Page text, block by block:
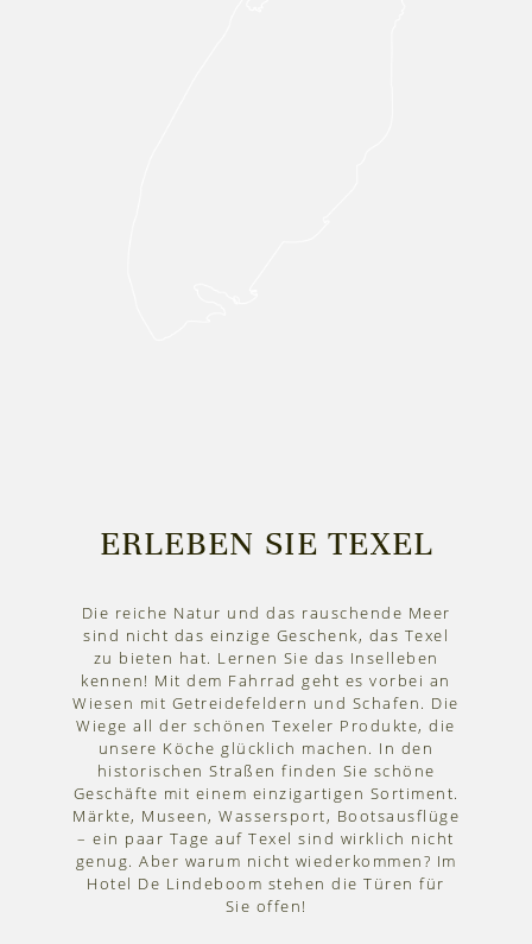
ERLEBEN SIE TEXEL
Die reiche Natur und das rauschende Meer
sind nicht das einzige Geschenk, das Texel
zu bieten hat. Lernen Sie das Inselleben
kennen! Mit dem Fahrrad geht es vorbei an
Wiesen mit Getreidefeldern und Schafen. Die
Wiege all der schönen Texeler Produkte, die
unsere Köche glücklich machen. In den
historischen Straßen finden Sie schöne
Geschäfte mit einem einzigartigen Sortiment.
Märkte, Museen, Wassersport, Bootsausflüge
– ein paar Tage auf Texel sind wirklich nicht
genug. Aber warum nicht wiederkommen? Im
Hotel De Lindeboom stehen die Türen für
Sie offen!